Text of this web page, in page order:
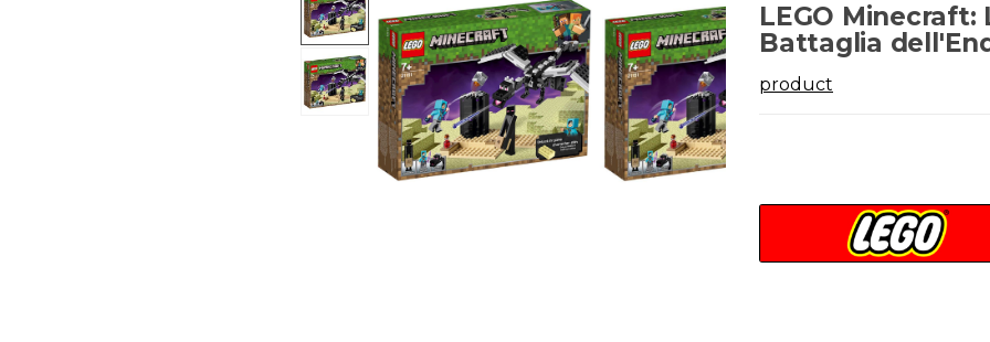
LEGO Minecraft:
Battaglia
product